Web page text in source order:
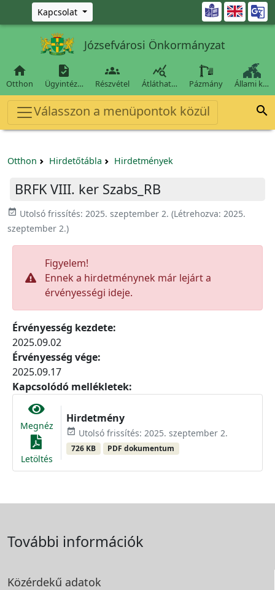
Ugrás a fő tartalomra
Kapcsolat 
Józsefvárosi Önkormányzat

Otthon

Ügyintéz…

Részvétel

Átláthat… Pázmány Állami k…
Válasszon a menüpontok közül 
Otthon Hirdetőtábla Hirdetmények
BRFK VIII. ker Szabs_RB
event_available Utolsó frissítés: 2025. szeptember 2. (Létrehozva: 2025.
szeptember 2.)
Figyelem!
Ennek a hirdetménynek már lejárt a
érvényességi ideje.
Érvényesség kezdete:
2025.09.02
Érvényesség vége:
2025.09.17
Kapcsolódó mellékletek:
Megnéz
Letöltés
Hirdetmény
event_available Utolsó frissítés: 2025. szeptember 2.
726 KB PDF dokumentum
További információk
Közérdekű adatok